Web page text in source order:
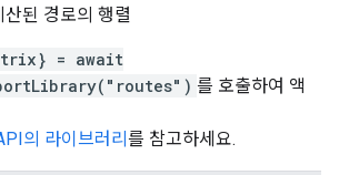
된 경로의 행렬
= await
를 호출하여 액
의 라이브러리 를 참고하세요.